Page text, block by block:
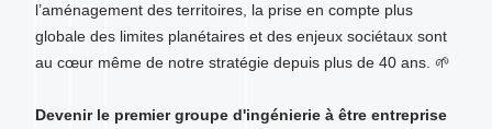
l’aménagement des territoires, la prise en compte plus
globale des limites planétaires et des enjeux sociétaux sont
au cœur même de notre stratégie depuis plus de 40 ans. 🌱
Devenir le premier groupe d'ingénierie à être entreprise